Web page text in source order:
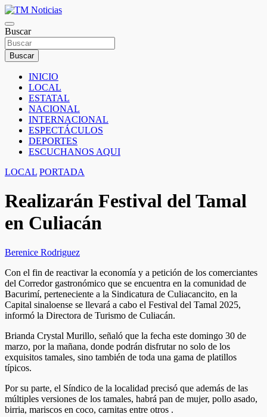
Saltar
al
contenido
TM Noticias
TM Noticias
Buscar
Buscar
INICIO
LOCAL
ESTATAL
NACIONAL
INTERNACIONAL
ESPECTÁCULOS
DEPORTES
ESCUCHANOS AQUI
LOCAL PORTADA
Realizarán Festival del Tamal
en Culiacán
Berenice Rodriguez
Con el fin de reactivar la economía y a petición de los comerciantes
del Corredor gastronómico que se encuentra en la comunidad de
Bacurimí, perteneciente a la Sindicatura de Culiacancito, en la
Capital sinaloense se llevará a cabo el Festival del Tamal 2025,
informó la Directora de Turismo de Culiacán.
Brianda Crystal Murillo, señaló que la fecha este domingo 30 de
marzo, por la mañana, donde podrán disfrutar no solo de los
exquisitos tamales, sino también de toda una gama de platillos
típicos.
Por su parte, el Síndico de la localidad precisó que además de las
múltiples versiones de los tamales, habrá pan de mujer, pollo asado,
birria, mariscos en coco, carnitas entre otros .